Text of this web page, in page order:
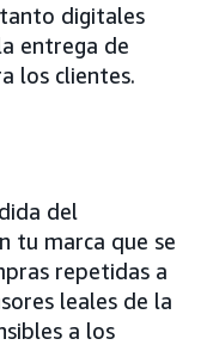
digitales
entrega de
los clientes.
del
tu marca que se
repetidas a
leales de la
a los